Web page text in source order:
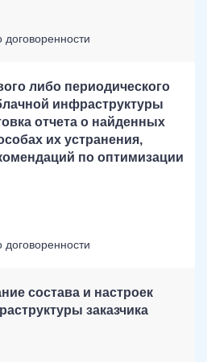
договоренности
либо периодического
инфраструктуры
отчета о найденных
их устранения,
по оптимизации
договоренности
состава и настроек
заказчика